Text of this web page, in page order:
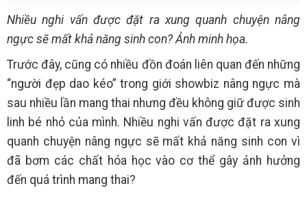
Nhiều nghi vấn được đặt ra xung quanh chuyện nâng
ngực sẽ mất khả năng sinh con? Ảnh minh họa.
Trước đây, cũng có nhiều đồn đoán liên quan đến những
“người đẹp dao kéo” trong giới showbiz nâng ngực mà
sau nhiều lần mang thai nhưng đều không giữ được sinh
linh bé nhỏ của mình. Nhiều nghi vấn được đặt ra xung
quanh chuyện nâng ngực sẽ mất khả năng sinh con vì
đã bơm các chất hóa học vào cơ thể gây ảnh hưởng
đến quá trình mang thai?